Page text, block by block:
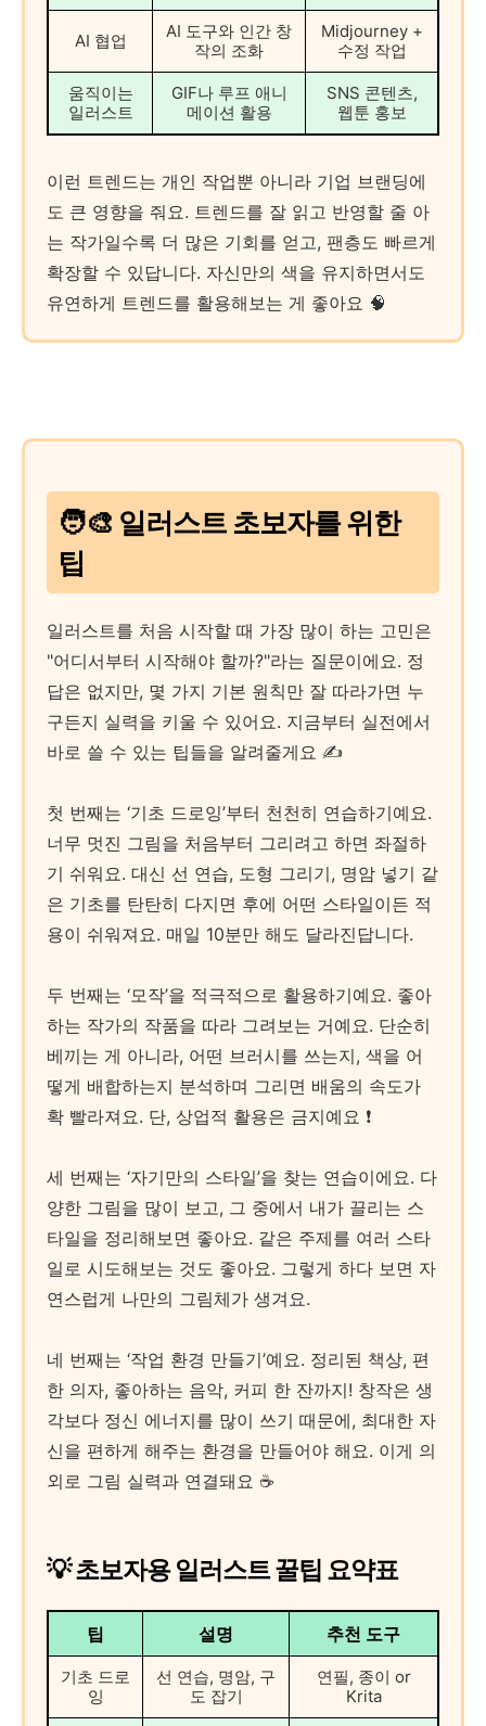
AI 협업
AI 도구와 인간 창
작의 조화
Midjourney +
수정 작업
움직이는
일러스트
GIF나 루프 애니
메이션 활용
SNS 콘텐츠,
웹툰 홍보
이런 트렌드는 개인 작업뿐 아니라 기업 브랜딩에
도 큰 영향을 줘요. 트렌드를 잘 읽고 반영할 줄 아
는 작가일수록 더 많은 기회를 얻고, 팬층도 빠르게
확장할 수 있답니다. 자신만의 색을 유지하면서도
유연하게 트렌드를 활용해보는 게 좋아요 🧠
🧑‍🎨 일러스트 초보자를 위한
팁
일러스트를 처음 시작할 때 가장 많이 하는 고민은
"어디서부터 시작해야 할까?"라는 질문이에요. 정
답은 없지만, 몇 가지 기본 원칙만 잘 따라가면 누
구든지 실력을 키울 수 있어요. 지금부터 실전에서
바로 쓸 수 있는 팁들을 알려줄게요 ✍️
첫 번째는 ‘기초 드로잉’부터 천천히 연습하기예요.
너무 멋진 그림을 처음부터 그리려고 하면 좌절하
기 쉬워요. 대신 선 연습, 도형 그리기, 명암 넣기 같
은 기초를 탄탄히 다지면 후에 어떤 스타일이든 적
용이 쉬워져요. 매일 10분만 해도 달라진답니다.
두 번째는 ‘모작’을 적극적으로 활용하기예요. 좋아
하는 작가의 작품을 따라 그려보는 거예요. 단순히
베끼는 게 아니라, 어떤 브러시를 쓰는지, 색을 어
떻게 배합하는지 분석하며 그리면 배움의 속도가
확 빨라져요. 단, 상업적 활용은 금지예요 ❗
세 번째는 ‘자기만의 스타일’을 찾는 연습이에요. 다
양한 그림을 많이 보고, 그 중에서 내가 끌리는 스
타일을 정리해보면 좋아요. 같은 주제를 여러 스타
일로 시도해보는 것도 좋아요. 그렇게 하다 보면 자
연스럽게 나만의 그림체가 생겨요.
네 번째는 ‘작업 환경 만들기’예요. 정리된 책상, 편
한 의자, 좋아하는 음악, 커피 한 잔까지! 창작은 생
각보다 정신 에너지를 많이 쓰기 때문에, 최대한 자
신을 편하게 해주는 환경을 만들어야 해요. 이게 의
외로 그림 실력과 연결돼요 ☕
💡 초보자용 일러스트 꿀팁 요약표
팁 설명 추천 도구
기초 드로
잉
선 연습, 명암, 구
도 잡기
연필, 종이 or
Krita